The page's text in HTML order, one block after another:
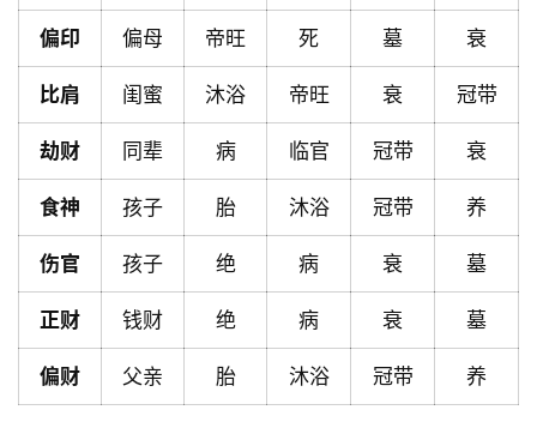
黄
历
命
理
登录 注册
偏印 偏母 帝旺 死 墓 衰
比肩 闺蜜 沐浴 帝旺 衰 冠带
劫财 同辈 病 临官 冠带 衰
食神 孩子 胎 沐浴 冠带 养
伤官 孩子 绝 病 衰 墓
正财 钱财 绝 病 衰 墓
偏财 父亲 胎 沐浴 冠带 养